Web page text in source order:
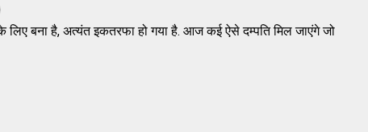
बना है, अत्यंत इकतरफा हो गया है. आज कई ऐसे दम्पति मिल जाएंगे जो